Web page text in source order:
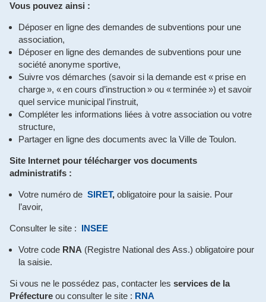
Vous pouvez ainsi :
Déposer en ligne des demandes de subventions pour une
association,
Déposer en ligne des demandes de subventions pour une
société anonyme sportive,
Suivre vos démarches (savoir si la demande est « prise en
charge », « en cours d’instruction » ou « terminée ») et savoir
quel service municipal l’instruit,
Compléter les informations liées à votre association ou votre
structure,
Partager en ligne des documents avec la Ville de Toulon.
Site Internet pour télécharger vos documents
administratifs :
Votre numéro de SIRET, obligatoire pour la saisie. Pour
l’avoir,
Consulter le site : INSEE
Votre code RNA (Registre National des Ass.) obligatoire pour
la saisie.
Si vous ne le possédez pas, contacter les services de la
Préfecture ou consulter le site : RNA